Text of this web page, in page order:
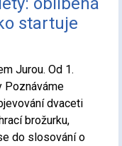
startuje
Jurou. Od 1.
Poznáváme
dvaceti
brožurku,
do slosování o